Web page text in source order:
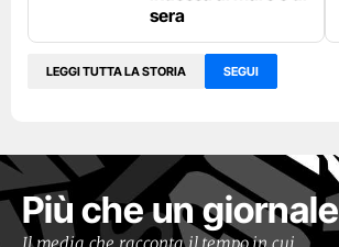
sera
LEGGI TUTTA LA STORIA SEGUI
Più che un giornale